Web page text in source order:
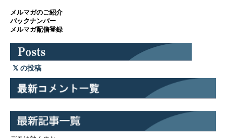
メルマガのご紹介
バックナンバー
メルマガ配信登録
の投稿